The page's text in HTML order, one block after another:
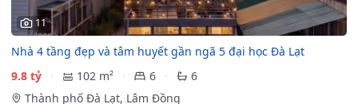
11
Nhà 4 tầng đẹp và tâm huyết gần ngã 5 đại học Đà Lạt
9.8 tỷ
102 m² 6
6
Thành phố Đà Lạt, Lâm Đồng